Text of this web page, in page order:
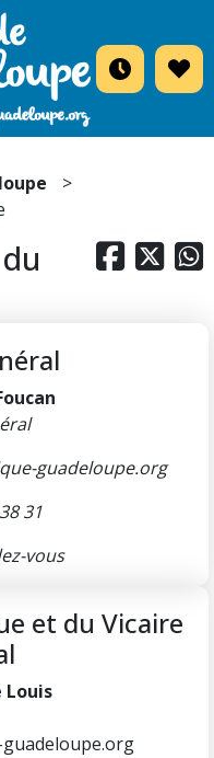
  
guadeloupe.org
31
vous
et du Vicaire
Louis